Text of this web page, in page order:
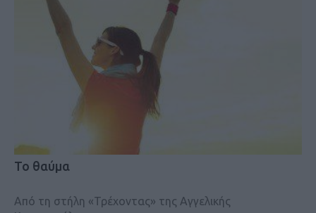
Το θαύμα
Από τη στήλη «Τρέχοντας» της Αγγελικής